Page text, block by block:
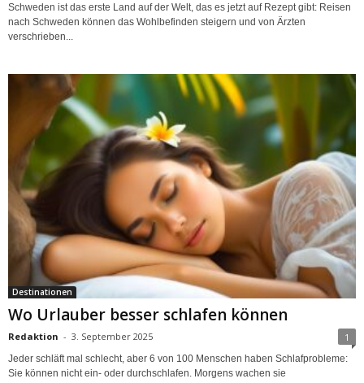
Schweden ist das erste Land auf der Welt, das es jetzt auf Rezept gibt: Reisen
nach Schweden können das Wohlbefinden steigern und von Ärzten
verschrieben...
Destinationen
Wo Urlauber besser schlafen können
Redaktion - 3. September 2025 1
Jeder schläft mal schlecht, aber 6 von 100 Menschen haben Schlafprobleme:
Sie können nicht ein- oder durchschlafen. Morgens wachen sie